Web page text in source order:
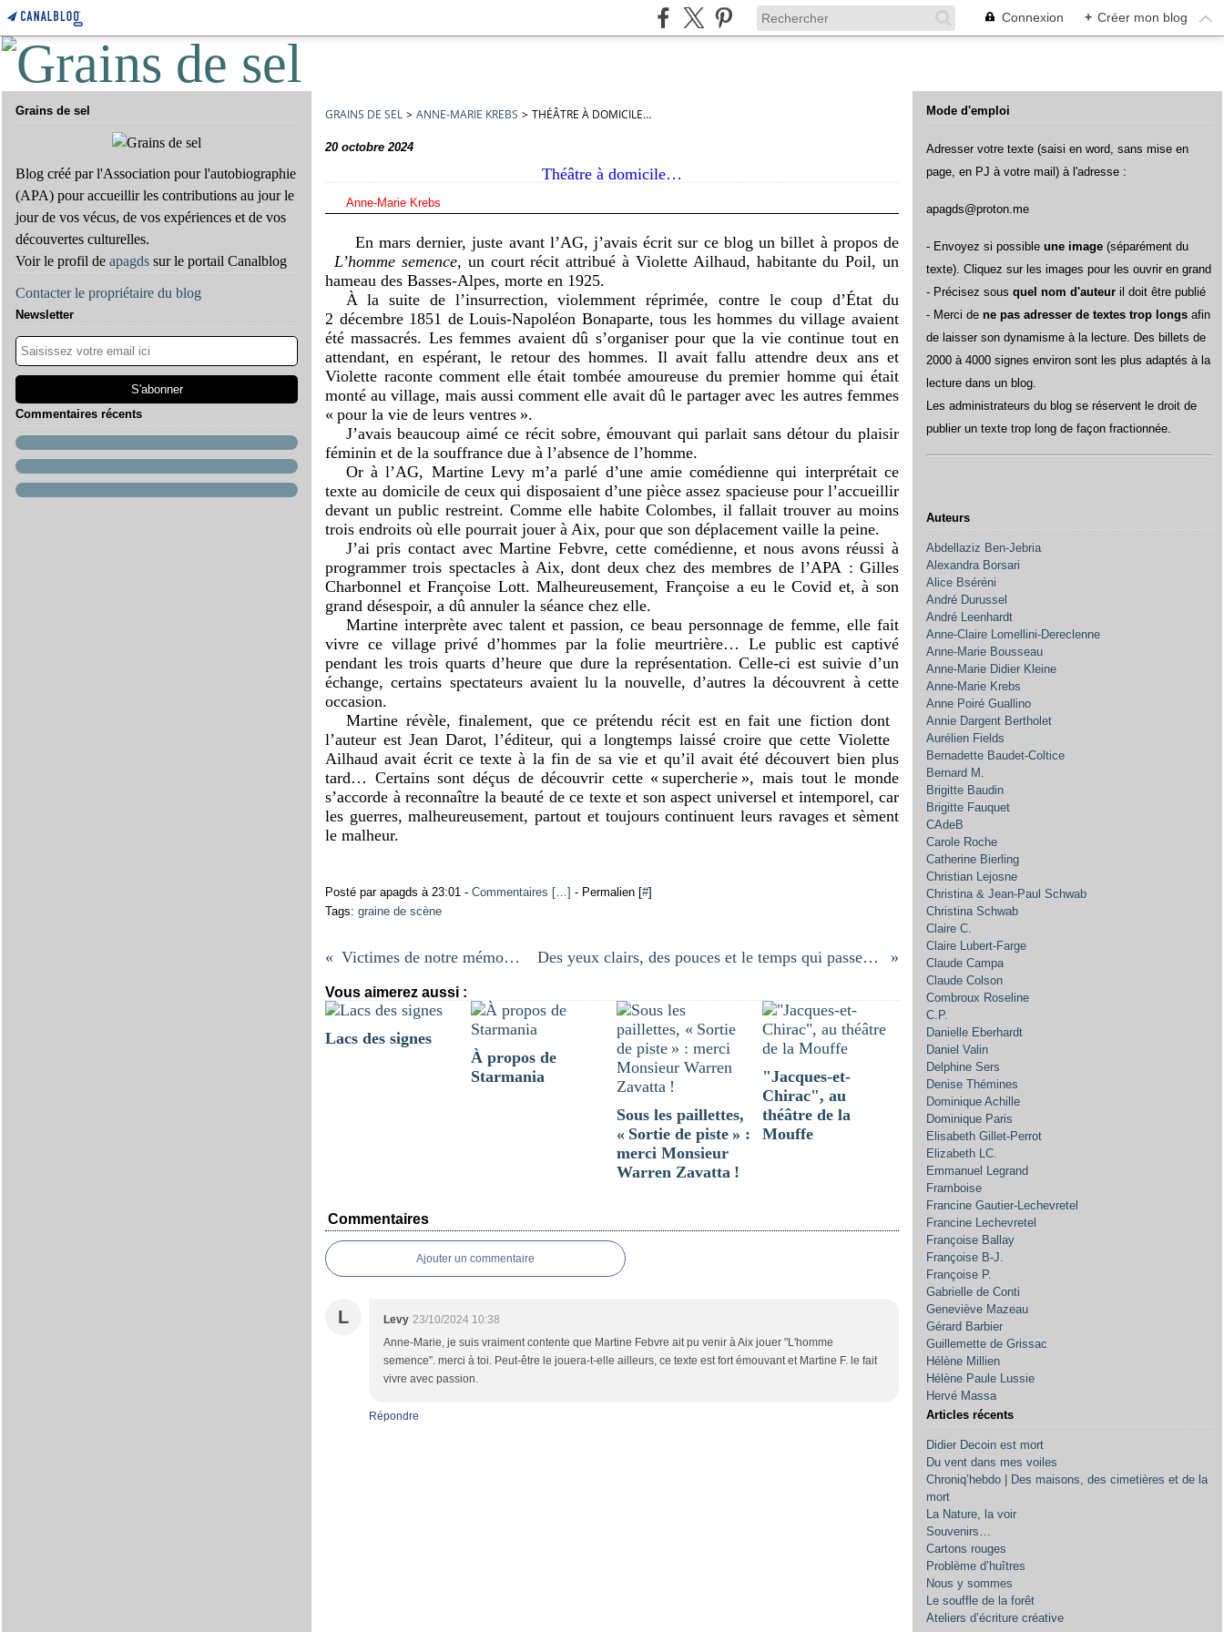
Connexion + Créer mon blog
Grains de sel
Blog créé par l'Association pour l'autobiographie
(APA) pour accueillir les contributions au jour le
jour de vos vécus, de vos expériences et de vos
découvertes culturelles.
Voir le profil de apagds sur le portail Canalblog
Contacter le propriétaire du blog
Newsletter
Commentaires récents
GRAINS DE SEL > ANNE-MARIE KREBS > THÉÂTRE À DOMICILE…
20 octobre 2024
Théâtre à domicile…
Anne-Marie Krebs
En mars dernier, juste avant l’AG, j’avais écrit sur ce blog un billet à propos de
L’homme semence, un court récit attribué à Violette Ailhaud, habitante du Poil, un
hameau des Basses-Alpes, morte en 1925.
À la suite de l’insurrection, violemment réprimée, contre le coup d’État du
2 décembre 1851 de Louis-Napoléon Bonaparte, tous les hommes du village avaient
été massacrés. Les femmes avaient dû s’organiser pour que la vie continue tout en
attendant, en espérant, le retour des hommes. Il avait fallu attendre deux ans et
Violette raconte comment elle était tombée amoureuse du premier homme qui était
monté au village, mais aussi comment elle avait dû le partager avec les autres femmes
« pour la vie de leurs ventres ».
J’avais beaucoup aimé ce récit sobre, émouvant qui parlait sans détour du plaisir
féminin et de la souffrance due à l’absence de l’homme.
Or à l’AG, Martine Levy m’a parlé d’une amie comédienne qui interprétait ce
texte au domicile de ceux qui disposaient d’une pièce assez spacieuse pour l’accueillir
devant un public restreint. Comme elle habite Colombes, il fallait trouver au moins
trois endroits où elle pourrait jouer à Aix, pour que son déplacement vaille la peine.
J’ai pris contact avec Martine Febvre, cette comédienne, et nous avons réussi à
programmer trois spectacles à Aix, dont deux chez des membres de l’APA : Gilles
Charbonnel et Françoise Lott. Malheureusement, Françoise a eu le Covid et, à son
grand désespoir, a dû annuler la séance chez elle.
Martine interprète avec talent et passion, ce beau personnage de femme, elle fait
vivre ce village privé d’hommes par la folie meurtrière… Le public est captivé
pendant les trois quarts d’heure que dure la représentation. Celle-ci est suivie d’un
échange, certains spectateurs avaient lu la nouvelle, d’autres la découvrent à cette
occasion.
Martine révèle, finalement, que ce prétendu récit est en fait une fiction dont
l’auteur est Jean Darot, l’éditeur, qui a longtemps laissé croire que cette Violette
Ailhaud avait écrit ce texte à la fin de sa vie et qu’il avait été découvert bien plus
tard… Certains sont déçus de découvrir cette « supercherie », mais tout le monde
s’accorde à reconnaître la beauté de ce texte et son aspect universel et intemporel, car
les guerres, malheureusement, partout et toujours continuent leurs ravages et sèment
le malheur.
Posté par apagds à 23:01 - Commentaires [ ] - Permalien [#]
Tags: graine de scène
Victimes de notre mémoire Des yeux clairs, des pouces et le temps qui passe….
Vous aimerez aussi :
Lacs des signes
À propos de
Starmania
Sous les paillettes,
« Sortie de piste » :
merci Monsieur
Warren Zavatta !
"Jacques-et-
Chirac", au
théâtre de la
Mouffe
Commentaires
Ajouter un commentaire
L Levy 23/10/2024 10:38
Anne-Marie, je suis vraiment contente que Martine Febvre ait pu venir à Aix jouer "L'homme
semence". merci à toi. Peut-être le jouera-t-elle ailleurs, ce texte est fort émouvant et Martine F. le fait
vivre avec passion.
Répondre
Mode d'emploi
Adresser votre texte (saisi en word, sans mise en
page, en PJ à votre mail) à l'adresse :
apagds@proton.me
- Envoyez si possible une image (séparément du
texte). Cliquez sur les images pour les ouvrir en grand
- Précisez sous quel nom d'auteur il doit être publié
- Merci de ne pas adresser de textes trop longs afin
de laisser son dynamisme à la lecture. Des billets de
2000 à 4000 signes environ sont les plus adaptés à la
lecture dans un blog.
Les administrateurs du blog se réservent le droit de
publier un texte trop long de façon fractionnée.
Auteurs
Abdellaziz Ben-Jebria
Alexandra Borsari
Alice Bséréni
André Durussel
André Leenhardt
Anne-Claire Lomellini-Dereclenne
Anne-Marie Bousseau
Anne-Marie Didier Kleine
Anne-Marie Krebs
Anne Poiré Guallino
Annie Dargent Bertholet
Aurélien Fields
Bernadette Baudet-Coltice
Bernard M.
Brigitte Baudin
Brigitte Fauquet
CAdeB
Carole Roche
Catherine Bierling
Christian Lejosne
Christina & Jean-Paul Schwab
Christina Schwab
Claire C.
Claire Lubert-Farge
Claude Campa
Claude Colson
Combroux Roseline
C.P.
Danielle Eberhardt
Daniel Valin
Delphine Sers
Denise Thémines
Dominique Achille
Dominique Paris
Elisabeth Gillet-Perrot
Elizabeth LC.
Emmanuel Legrand
Framboise
Francine Gautier-Lechevretel
Francine Lechevretel
Françoise Ballay
Françoise B-J.
Françoise P.
Gabrielle de Conti
Geneviève Mazeau
Gérard Barbier
Guillemette de Grissac
Hélène Millien
Hélène Paule Lussie
Hervé Massa
Articles récents
Didier Decoin est mort
Du vent dans mes voiles
Chroniq’hebdo | Des maisons, des cimetières et de la
mort
La Nature, la voir
Souvenirs…
Cartons rouges
Problème d’huîtres
Nous y sommes
Le souffle de la forêt
Ateliers d’écriture créative